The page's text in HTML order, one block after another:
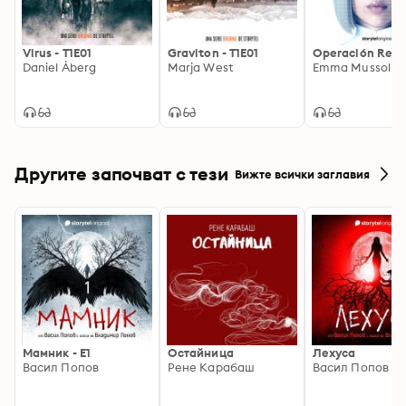
Virus - T1E01
Daniel Åberg
Graviton - T1E01
Marja West
Operación
Emma Mussoll
Другите започват с тези Вижте всички заглавия
Мамник - E1
Васил Попов
Остайница
Рене Карабаш
Лехуса
Васил Попов